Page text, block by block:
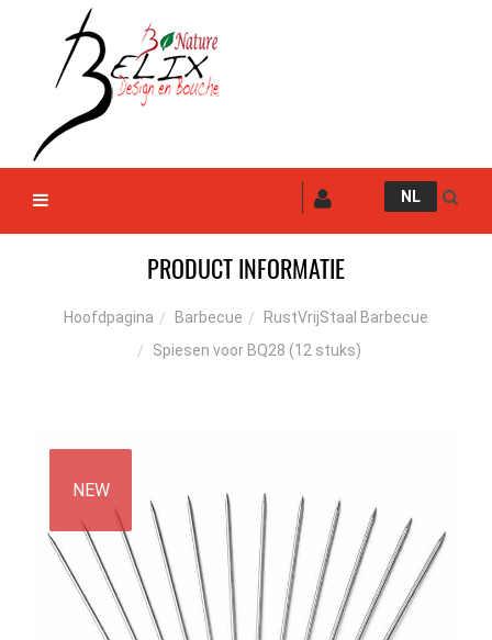
NL
PRODUCT INFORMATIE
Hoofdpagina Barbecue
RustVrijStaal Barbecue
Spiesen voor BQ28 (12 stuks)
NEW